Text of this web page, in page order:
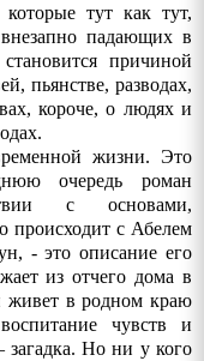
тут как тут,
падающих в
причиной
пьянстве, разводах,
короче, о людях и
жизни. Это
очередь роман
с основами,
происходит с Абелем
- это описание его
из отчего дома в
живет в родном краю
чувств и
загадка. Но ни у кого